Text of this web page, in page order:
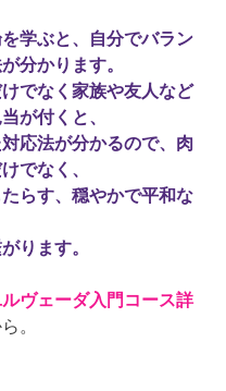
学ぶと、自分でバラン
分かります。
でなく家族や友人など
が付くと、
応法が分かるので、肉
でなく、
らす、穏やかで平和な
ります。
ヴェーダ入門コース詳
。